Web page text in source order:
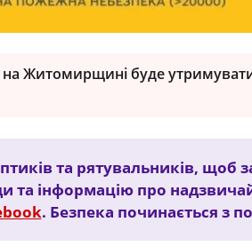
на Житомирщині буде
та рятувальників, щоб
інформацію про
. Безпека починається з